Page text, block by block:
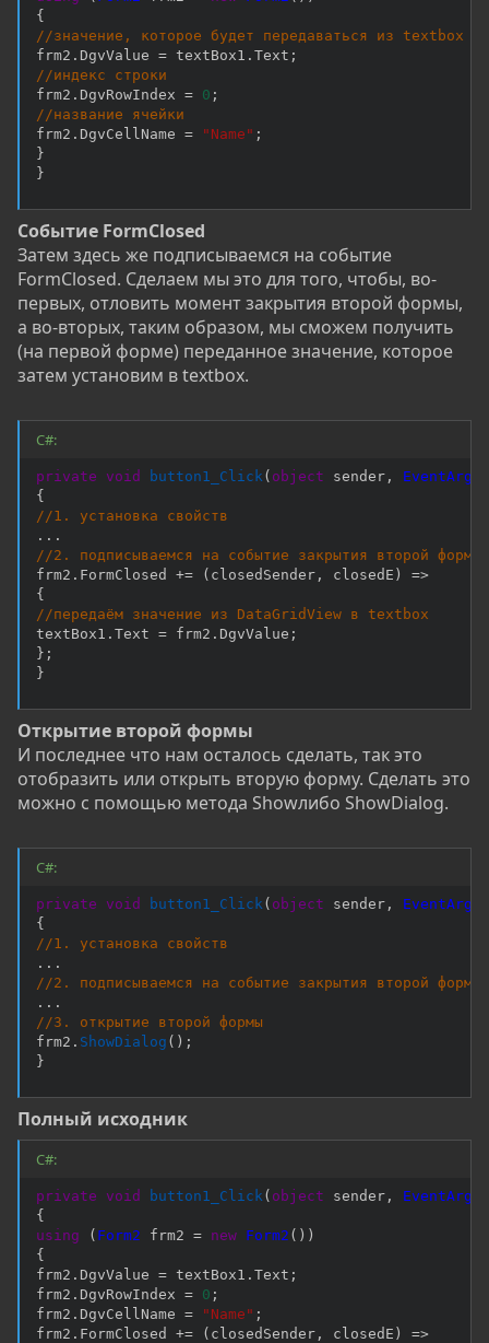
{
//значение, которое будет передаваться из textbox
frm2 . DgvValue = textBox1 . Text ;
//индекс строки
frm2 . DgvRowIndex = 0 ;
//название ячейки
frm2 . DgvCellName = "Name" ;
}
}
Событие FormClosed
Затем здесь же подписываемся на событие
FormClosed. Сделаем мы это для того, чтобы, во-
первых, отловить момент закрытия второй формы,
а во-вторых, таким образом, мы сможем получить
(на первой форме) переданное значение, которое
затем установим в textbox.
C#:
private void button1_Click ( object sender , EventArgs
{
//1. установка свойств
. . .
//2. подписываемся на событие закрытия второй формы
frm2 . FormClosed += ( closedSender , closedE )
=>
{
//передаём значение из DataGridView в textbox
textBox1 . Text = frm2 . DgvValue ;
} ;
}
Открытие второй формы
И последнее что нам осталось сделать, так это
отобразить или открыть вторую форму. Сделать это
можно с помощью метода Showлибо ShowDialog.
C#:
private void button1_Click ( object sender , EventArgs
{
//1. установка свойств
. . .
//2. подписываемся на событие закрытия второй формы
. . .
//3. открытие второй формы
frm2 . ShowDialog ( ) ;
}
Полный исходник
C#:
private void button1_Click ( object sender , EventArgs
{
using
( Form2 frm2 = new Form2 ( ) )
{
frm2 . DgvValue = textBox1 . Text ;
frm2 . DgvRowIndex = 0 ;
frm2 . DgvCellName = "Name" ;
frm2 . FormClosed += ( closedSender , closedE )
=>